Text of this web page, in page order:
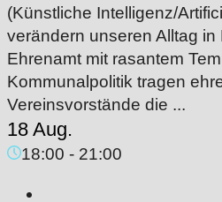
(Künstliche Intelligenz/
verändern unseren Alltag in
Ehrenamt mit rasantem
Kommunalpolitik tragen
Vereinsvorstände die ...
18 Aug.
18:00 - 21:00